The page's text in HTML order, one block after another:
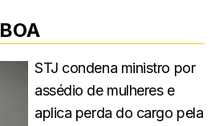
STJ condena ministro por
assédio de mulheres e
aplica perda do cargo pela